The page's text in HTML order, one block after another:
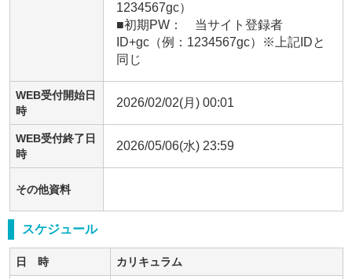
1234567gc）
■初期PW：　当サイト登録者
ID+gc（例：1234567gc）※上記IDと
同じ
WEB受付開始日
時
2026/02/02(月) 00:01
WEB受付終了日
時
2026/05/06(水) 23:59
その他資料
スケジュール
日 時 カリキュラム